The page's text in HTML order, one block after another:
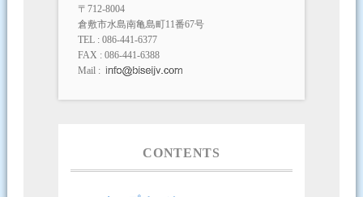
〒712-8004
倉敷市水島南亀島町11番67号
TEL : 086-441-6377
FAX : 086-441-6388
Mail :
CONTENTS